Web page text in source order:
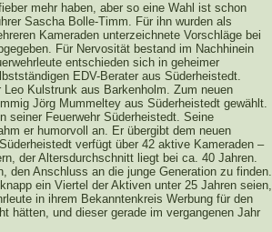
mehr haben, aber so eine Wahl ist schon
Sascha Bolle-Timm. Für ihn wurden als
Kameraden unterzeichnete Vorschläge bei
Für Nervosität bestand im Nachhinein
entschieden sich in geheimer
EDV-Berater aus Süderheistedt.
Kulstrunk aus Barkenholm. Zum neuen
Jörg Mummeltey aus Süderheistedt gewählt.
seiner Feuerwehr Süderheistedt. Seine
er humorvoll an. Er übergibt dem neuen
verfügt über 42 aktive Kameraden –
der Altersdurchschnitt liegt bei ca. 40 Jahren.
den Anschluss an die junge Generation zu finden.
ein Viertel der Aktiven unter 25 Jahren seien,
in ihrem Bekanntenkreis Werbung für den
hätten, und dieser gerade im vergangenen Jahr